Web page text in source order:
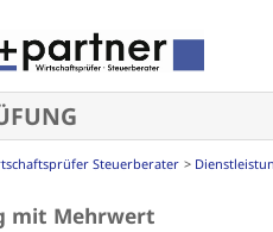
Steuerberater
mit Mehrwert